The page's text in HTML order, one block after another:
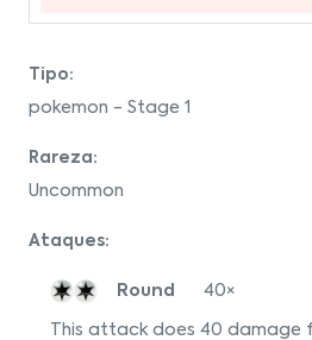
Tipo:
pokemon - Stage 1
Rareza:
Uncommon
Ataques:
Round 40×
This attack does 40 damage